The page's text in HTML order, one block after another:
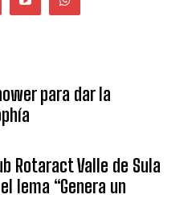
para dar la
Rotaract Valle de Sula
lema “Genera un